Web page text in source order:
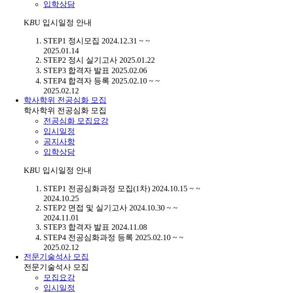
입학상담
KBU 입시일정 안내
STEP1 정시모집 2024.12.31 ~ ~
2025.01.14
STEP2 정시 실기고사 2025.01.22
STEP3 합격자 발표 2025.02.06
STEP4 합격자 등록 2025.02.10 ~ ~
2025.02.12
학사학위 전공심화 모집
학사학위 전공심화 모집
전공심화 모집요강
입시일정
공지사항
입학상담
KBU 입시일정 안내
STEP1 전공심화과정 모집(1차) 2024.10.15 ~ ~
2024.10.25
STEP2 면접 및 실기고사 2024.10.30 ~ ~
2024.11.01
STEP3 합격자 발표 2024.11.08
STEP4 전공심화과정 등록 2025.02.10 ~ ~
2025.02.12
전문기술석사 모집
전문기술석사 모집
모집요강
입시일정